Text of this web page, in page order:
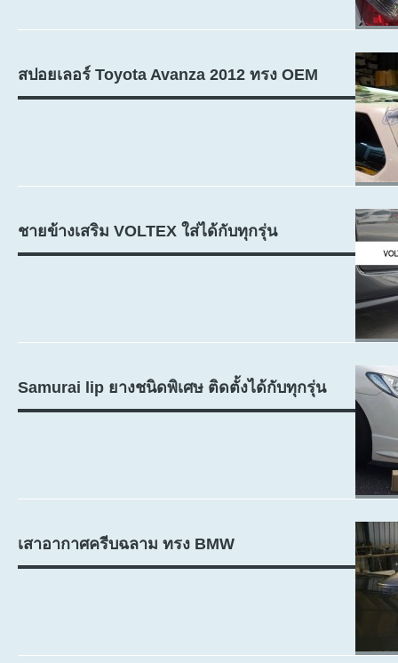
สปอยเลอร์ Toyota Avanza 2012 ทรง OEM
ชายข้างเสริม VOLTEX ใส่ได้กับทุกรุ่น
Samurai lip ยางชนิดพิเศษ ติดตั้งได้กับทุกรุ่น
เสาอากาศครีบฉลาม ทรง BMW